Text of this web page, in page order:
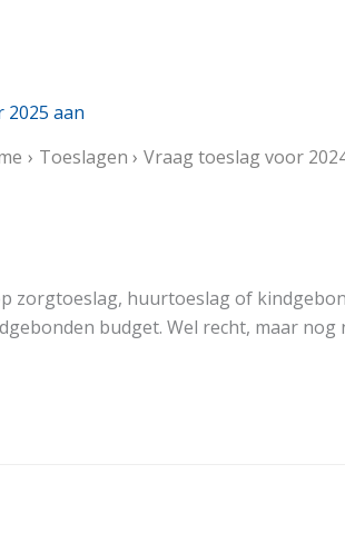
aan
Toeslagen Vraag toeslag voor
zorgtoeslag, huurtoeslag of
budget. Wel recht, maar